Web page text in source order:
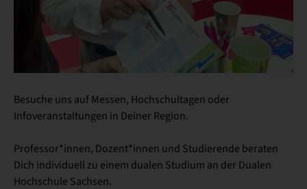
Besuche uns auf Messen, Hochschultagen oder
Infoveranstaltungen in Deiner Region.
Professor*innen, Dozent*innen und Studierende beraten
Dich individuell zu einem dualen Studium an der Dualen
Hochschule Sachsen.